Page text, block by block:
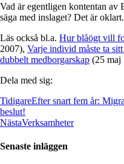
Vad är egentligen kontentan av
säga med inslaget? Det är oklart.
Läs också bl.a. Hur blåögt vill
2007), Varje individ måste ta
dubbelt medborgarskap (25 maj
Dela med sig:
TidigareEfter snart fem år:
beslut!
NästaVerksamheter
Senaste inläggen